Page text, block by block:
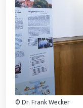
© Dr. Frank Wecker